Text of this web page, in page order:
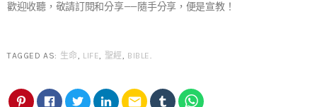
歡迎收聽，敬請訂閱和分享——隨手分享，便是宣教！
TAGGED AS: 生命, LIFE, 聖經, BIBLE.
email